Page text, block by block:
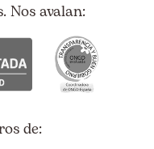
Nos avalan:
de: